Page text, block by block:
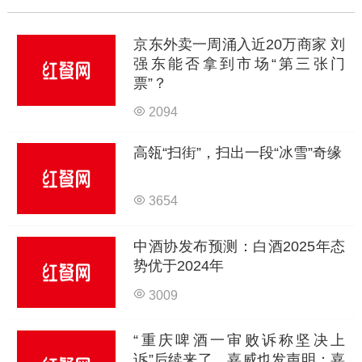
京东外卖一周涌入近20万商家 刘
强东能否拿到市场“第三张门
票”？
2094
高瓴“扫街”，扫出一段“冰雪”奇缘
3654
中酒协发布预测：白酒2025年态
势优于2024年
3009
“重庆啤酒一审败诉称坚决上